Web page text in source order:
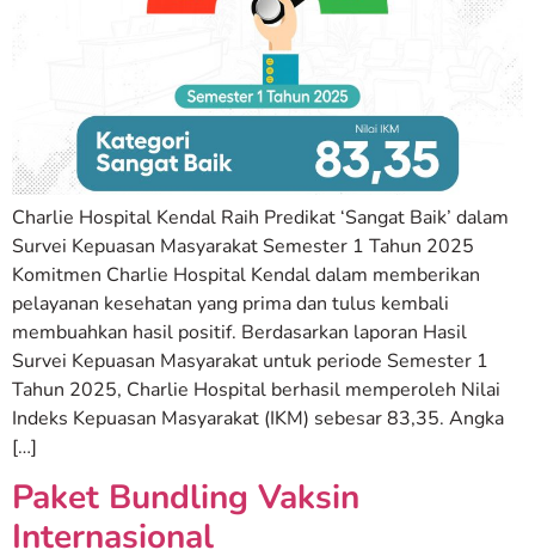
Charlie Hospital Kendal Raih Predikat ‘Sangat Baik’ dalam
Survei Kepuasan Masyarakat Semester 1 Tahun 2025
Komitmen Charlie Hospital Kendal dalam memberikan
pelayanan kesehatan yang prima dan tulus kembali
membuahkan hasil positif. Berdasarkan laporan Hasil
Survei Kepuasan Masyarakat untuk periode Semester 1
Tahun 2025, Charlie Hospital berhasil memperoleh Nilai
Indeks Kepuasan Masyarakat (IKM) sebesar 83,35. Angka
[…]
Paket Bundling Vaksin
Internasional